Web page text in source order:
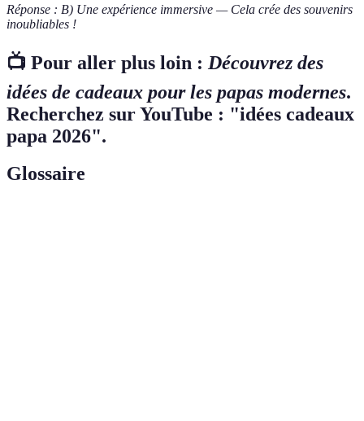
Réponse : B) Une expérience immersive — Cela crée des souvenirs
inoubliables !
📺 Pour aller plus loin : Découvrez des
idées de cadeaux pour les papas modernes.
Recherchez sur YouTube : "idées cadeaux
papa 2026".
Glossaire